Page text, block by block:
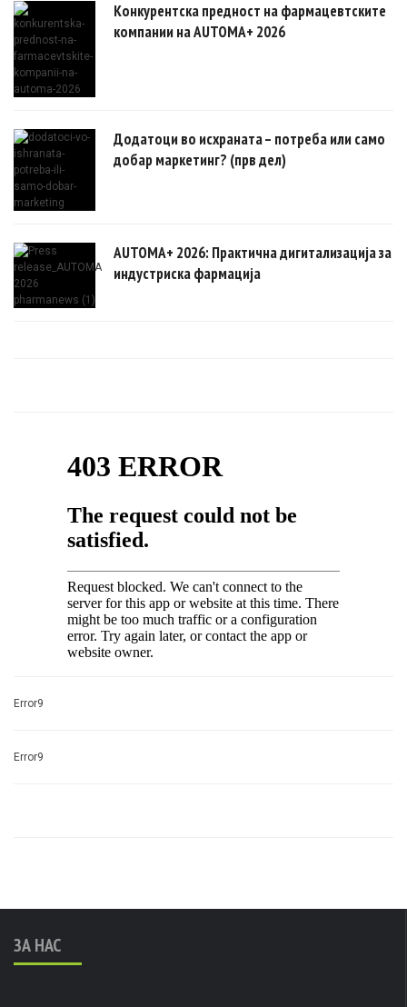
Конкурентска предност на фармацевтските
компании на AUTOMA+ 2026
Додатоци во исхраната – потреба или само
добар маркетинг? (прв дел)
AUTOMA+ 2026: Практична дигитализација за
индустриска фармација
Error9
Error9
ЗА НАС